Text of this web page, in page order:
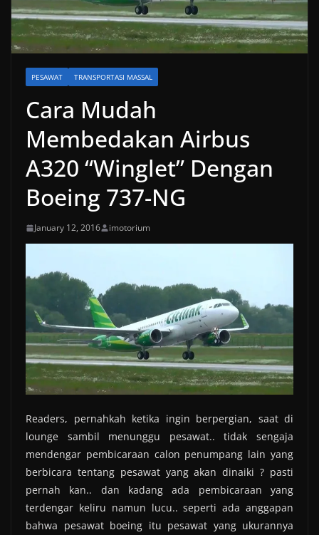
PESAWAT TRANSPORTASI MASSAL
Cara Mudah
Membedakan Airbus
A320 “Winglet” Dengan
Boeing 737-NG
January 12, 2016 imotorium
Readers, pernahkah ketika ingin berpergian, saat di
lounge sambil menunggu pesawat.. tidak sengaja
mendengar pembicaraan calon penumpang lain yang
berbicara tentang pesawat yang akan dinaiki ? pasti
pernah kan.. dan kadang ada pembicaraan yang
terdengar keliru namun lucu.. seperti ada anggapan
bahwa pesawat boeing itu pesawat yang ukurannya